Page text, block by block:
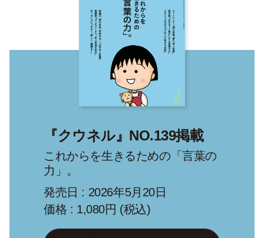
『クウネル』NO.139掲載
これからを生きるための「言葉の
力」。
発売日 : 2026年5月20日
価格 : 1,080円 (税込)